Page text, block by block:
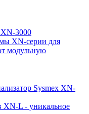
XN-3000
ХN-серии для
модульную
Sysmex XN-
XN-L - уникальное